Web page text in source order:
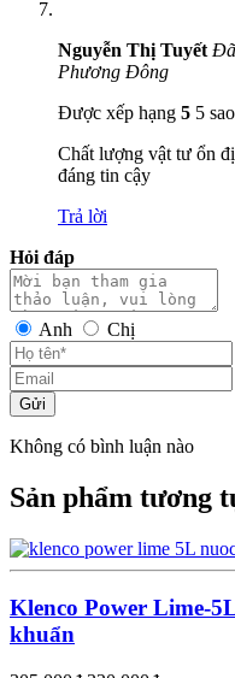
Nguyễn Thị Tuyết
Phương Đông
Được xếp hạng 5 5 sao
Chất lượng vật tư ổn
đáng tin cậy
Trả lời
Hỏi đáp
Anh Chị
Gửi
Không có bình luận nào
Sản phẩm tương
Klenco Power Lime-
khuẩn